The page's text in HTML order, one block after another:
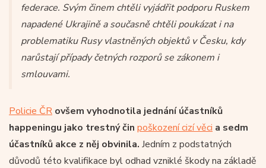
federace. Svým činem chtěli vyjádřit podporu Ruskem
napadené Ukrajině a současně chtěli poukázat i na
problematiku Rusy vlastněných objektů v Česku, kdy
narůstají případy četných rozporů se zákonem i
smlouvami.
Policie ČR ovšem vyhodnotila jednání účastníků
happeningu jako trestný čin poškození cizí věci a sedm
účastníků akce z něj obvinila. Jedním z podstatných
důvodů této kvalifikace byl odhad vzniklé škody na základě